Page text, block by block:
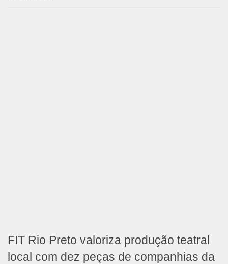
FIT Rio Preto valoriza produção teatral
local com dez peças de companhias da